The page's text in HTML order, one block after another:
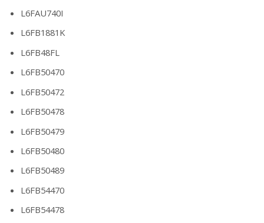
L6FAU740I
L6FB1881K
L6FB48FL
L6FB50470
L6FB50472
L6FB50478
L6FB50479
L6FB50480
L6FB50489
L6FB54470
L6FB54478